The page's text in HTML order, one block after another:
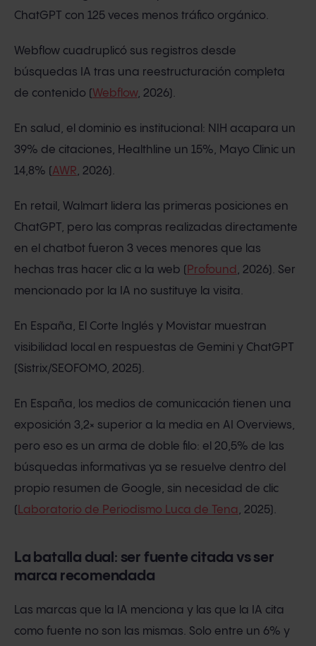
ChatGPT con 125 veces menos tráfico orgánico.
Webflow cuadruplicó sus registros desde
búsquedas IA tras una reestructuración completa
de contenido (Webflow, 2026).
En salud, el dominio es institucional: NIH acapara un
39% de citaciones, Healthline un 15%, Mayo Clinic un
14,8% (AWR, 2026).
En retail, Walmart lidera las primeras posiciones en
ChatGPT, pero las compras realizadas directamente
en el chatbot fueron 3 veces menores que las
hechas tras hacer clic a la web ( Profound , 2026). Ser
mencionado por la IA no sustituye la visita.
En España, El Corte Inglés y Movistar muestran
visibilidad local en respuestas de Gemini y ChatGPT
(Sistrix/SEOFOMO, 2025).
En España, los medios de comunicación tienen una
exposición 3,2× superior a la media en AI Overviews,
pero eso es un arma de doble filo: el 20,5% de las
búsquedas informativas ya se resuelve dentro del
propio resumen de Google, sin necesidad de clic
( Laboratorio de Periodismo Luca de Tena , 2025).
La batalla dual: ser fuente citada vs ser
marca recomendada
Las marcas que la IA menciona y las que la IA cita
como fuente no son las mismas. Solo entre un 6% y